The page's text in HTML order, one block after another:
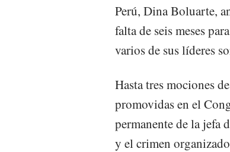
Perú, Dina Boluarte,
falta de seis meses
varios de sus líderes
Hasta tres mociones
promovidas en el
permanente de la jefa
y el crimen